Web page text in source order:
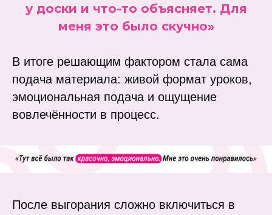
у доски и что-то объясняет. Для
меня это было скучно»
В итоге решающим фактором стала сама
подача материала: живой формат уроков,
эмоциональная подача и ощущение
вовлечённости в процесс.
После выгорания сложно включиться в